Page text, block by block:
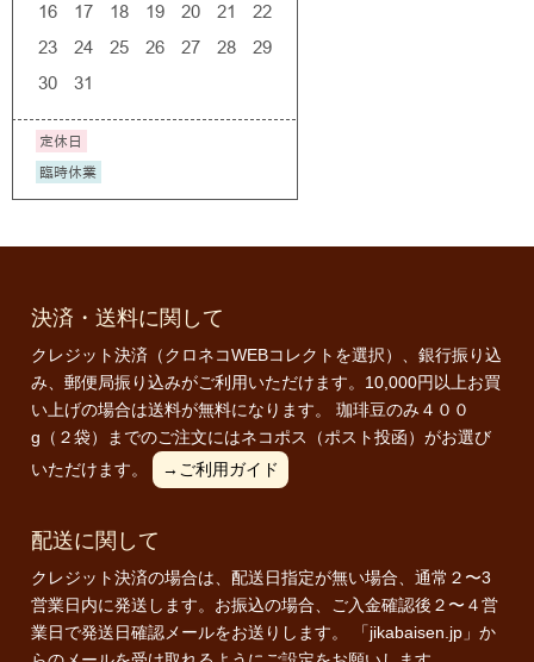
決済・送料に関して
クレジット決済（クロネコWEBコレクトを選択）、銀行振り込
み、郵便局振り込みがご利用いただけます。10,000円以上お買
い上げの場合は送料が無料になります。 珈琲豆のみ４００
g（２袋）までのご注文にはネコポス（ポスト投函）がお選び
いただけます。
→ご利用ガイド
配送に関して
クレジット決済の場合は、配送日指定が無い場合、通常２〜3
営業日内に発送します。お振込の場合、ご入金確認後２〜４営
業日で発送日確認メールをお送りします。 「jikabaisen.jp」か